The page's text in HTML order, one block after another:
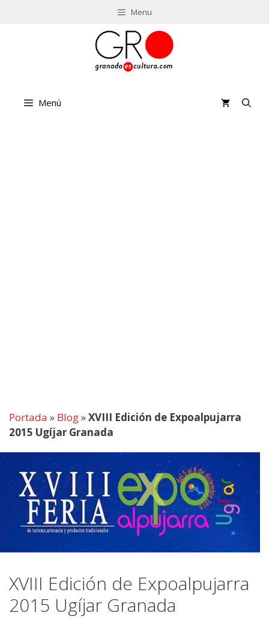
Menu
Menú
Portada » Blog»XVIII Edición de Expoalpujarra
2015 Ugíjar Granada
XVIII Edición de Expoalpujarra
2015 Ugíjar Granada